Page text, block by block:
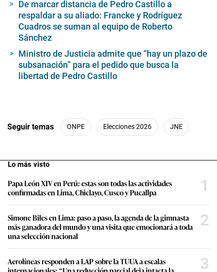
De marcar distancia de Pedro Castillo a
respaldar a su aliado: Francke y Rodríguez
Cuadros se suman al equipo de Roberto
Sánchez
Ministro de Justicia admite que “hay un plazo de
subsanación” para el pedido que busca la
libertad de Pedro Castillo
Seguir temas ONPE Elecciones 2026 JNE
Lo más visto
Papa León XIV en Perú: estas son todas las actividades
confirmadas en Lima, Chiclayo, Cusco y Pucallpa
1
Simone Biles en Lima: paso a paso, la agenda de la gimnasta
más ganadora del mundo y una visita que emocionará a toda
una selección nacional
2
Aerolíneas responden a LAP sobre la TUUA a escalas
3